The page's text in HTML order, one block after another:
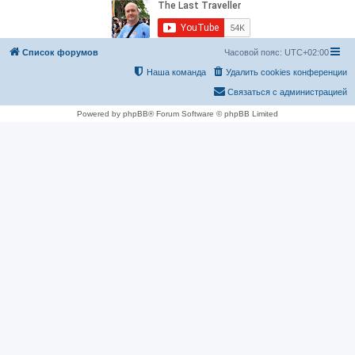
Список форумов Часовой пояс: UTC+02:00
Удалить cookies конференции
Наша команда
Связаться с администрацией
Powered by phpBB® Forum Software © phpBB Limited